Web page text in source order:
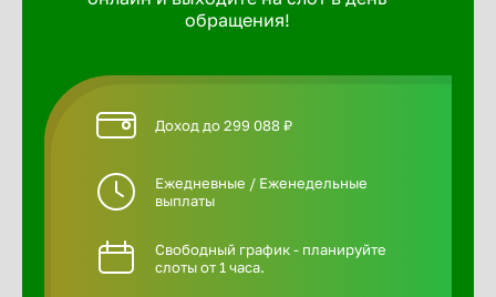
обращения!
Доход до 299 088 ₽
Ежедневные / Еженедельные
выплаты
Свободный график - планируйте
слоты от 1 часа.